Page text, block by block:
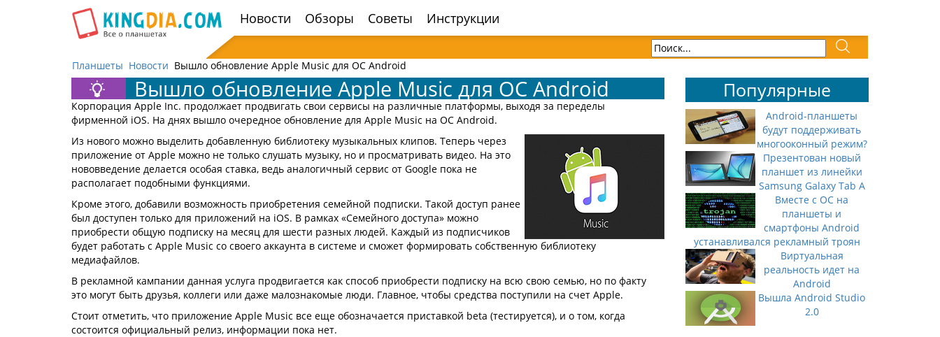
навигацию
Новости Обзоры Советы Инструкции
Планшеты Новости Вышло обновление Apple Music для ОС Android
Вышло обновление Apple Music для ОС Android
Корпорация Apple Inc. продолжает продвигать свои сервисы на различные платформы, выходя за переделы
фирменной iOS. На днях вышло очередное обновление для Apple Music на ОС Android.
Из нового можно выделить добавленную библиотеку музыкальных клипов. Теперь через
приложение от Apple можно не только слушать музыку, но и просматривать видео. На это
нововведение делается особая ставка, ведь аналогичный сервис от Google пока не
располагает подобными функциями.
Кроме этого, добавили возможность приобретения семейной подписки. Такой доступ ранее
был доступен только для приложений на iOS. В рамках «Семейного доступа» можно
приобрести общую подписку на месяц для шести разных людей. Каждый из подписчиков
будет работать с Apple Music со своего аккаунта в системе и сможет формировать собственную библиотеку
медиафайлов.
В рекламной кампании данная услуга продвигается как способ приобрести подписку на всю свою семью, но по факту
это могут быть друзья, коллеги или даже малознакомые люди. Главное, чтобы средства поступили на счет Apple.
Стоит отметить, что приложение Apple Music все еще обозначается приставкой beta (тестируется), и о том, когда
состоится официальный релиз, информации пока нет.
Популярные
Android-планшеты
будут поддерживать
многооконный режим?
Презентован новый
планшет из линейки
Samsung Galaxy Tab A
Вместе с ОС на
планшеты и
смартфоны Android
устанавливался рекламный троян
Виртуальная
реальность идет на
Android
Вышла Android Studio
2.0